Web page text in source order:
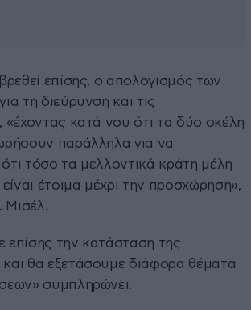
επίσης, ο απολογισμός των
τη διεύρυνση και τις
«έχοντας κατά νου ότι τα δύο σκέλη
παράλληλα για να
τόσο τα μελλοντικά κράτη μέλη
έτοιμα μέχρι την προσχώρηση»,
Μισέλ.
επίσης την κατάσταση της
θα εξετάσουμε διάφορα θέματα
συμπληρώνει.